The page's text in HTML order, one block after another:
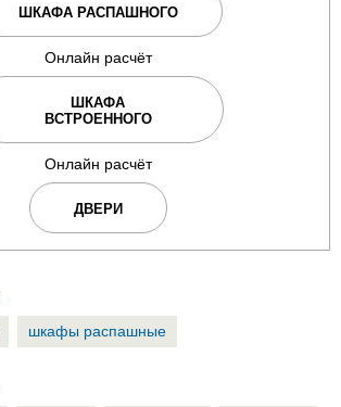
ШКАФА РАСПАШНОГО
Онлайн расчёт
ШКАФА
ВСТРОЕННОГО
Онлайн расчёт
ДВЕРИ
шкафы распашные